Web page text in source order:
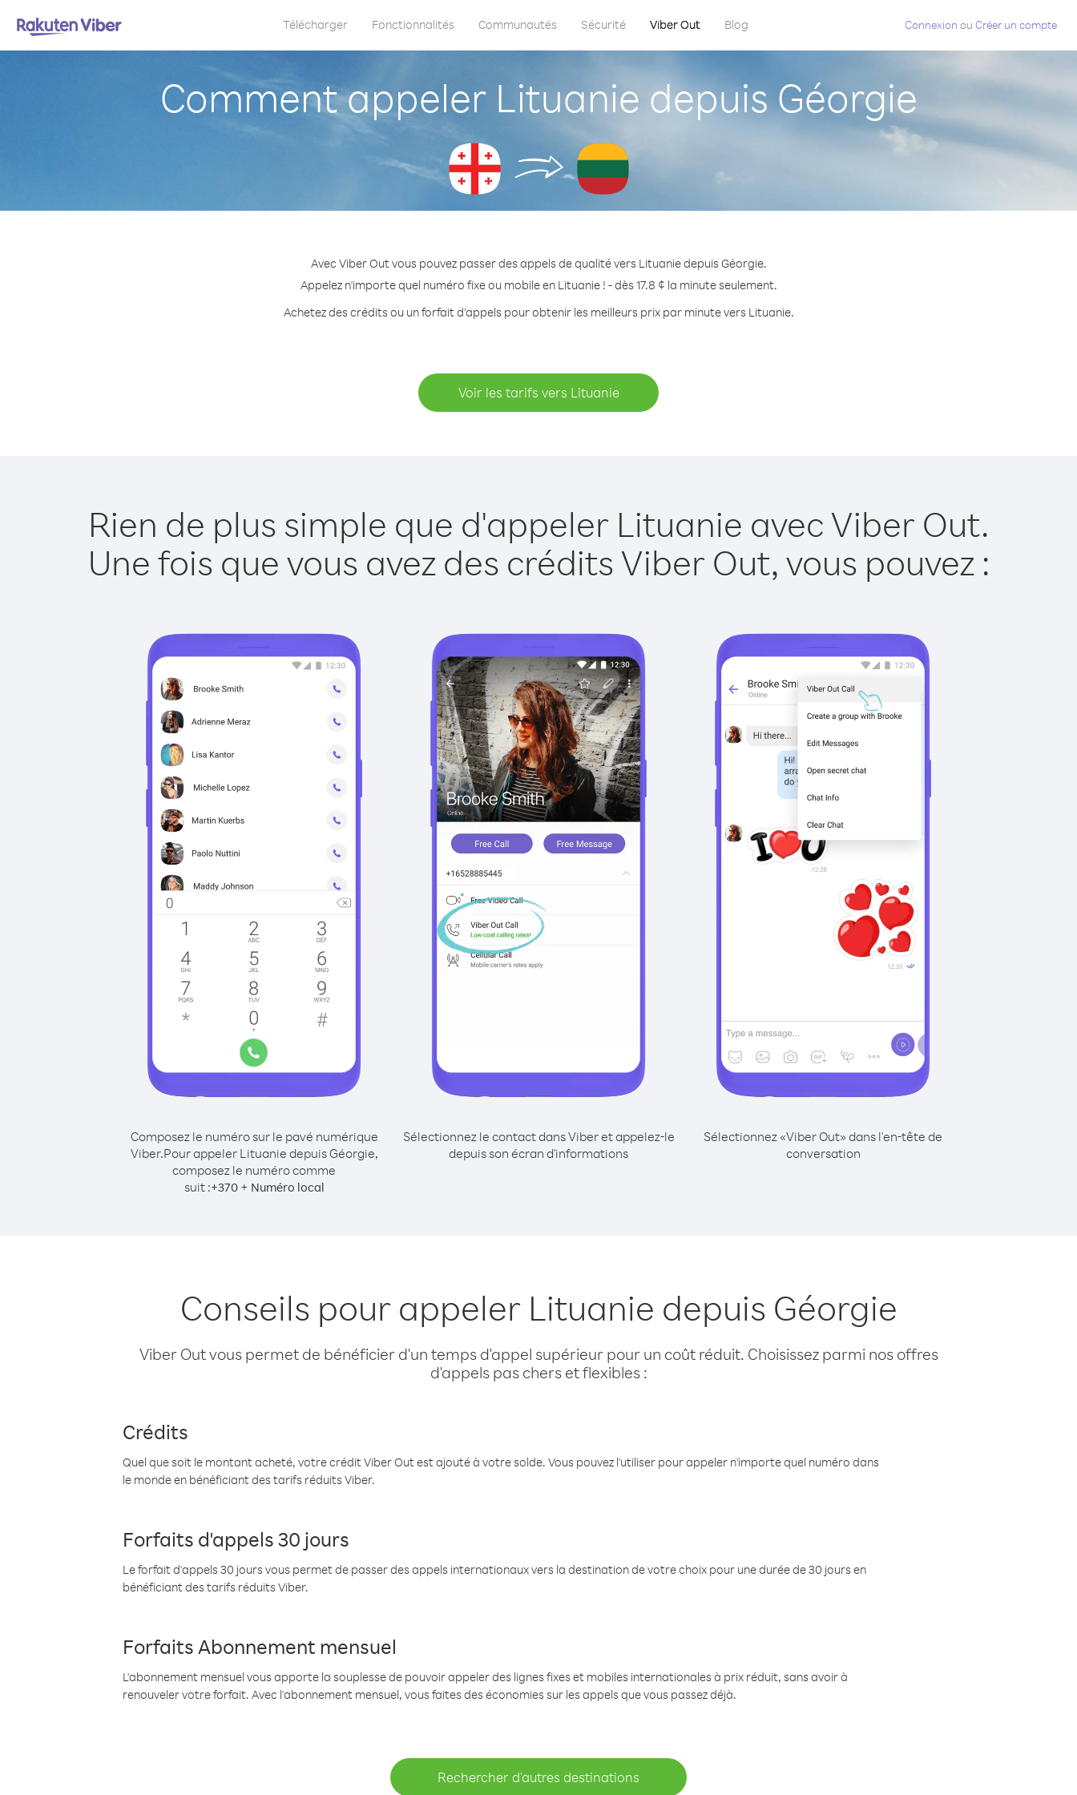
Télécharger Fonctionnalités Communautés Sécurité Viber Out Blog Connexion ou Créer un compte
Comment appeler Lituanie depuis Géorgie
Avec Viber Out vous pouvez passer des appels de qualité vers Lituanie depuis Géorgie.
Appelez n'importe quel numéro fixe ou mobile en Lituanie ! - dès 17.8 ¢ la minute seulement.
Achetez des crédits ou un forfait d’appels pour obtenir les meilleurs prix par minute vers Lituanie.
Voir les tarifs vers Lituanie
Rien de plus simple que d'appeler Lituanie avec Viber Out.
Une fois que vous avez des crédits Viber Out, vous pouvez :
Composez le numéro sur le pavé numérique
Viber.Pour appeler Lituanie depuis Géorgie,
composez le numéro comme
suit :+370+ Numéro local
Sélectionnez le contact dans Viber et appelez-le
depuis son écran d'informations
Sélectionnez «Viber Out» dans l'en-tête de
conversation
Conseils pour appeler Lituanie depuis Géorgie
Viber Out vous permet de bénéficier d'un temps d'appel supérieur pour un coût réduit. Choisissez parmi nos offres
d'appels pas chers et flexibles :
Crédits
Quel que soit le montant acheté, votre crédit Viber Out est ajouté à votre solde. Vous pouvez l'utiliser pour appeler n'importe quel numéro dans
le monde en bénéficiant des tarifs réduits Viber.
Forfaits d'appels 30 jours
Le forfait d'appels 30 jours vous permet de passer des appels internationaux vers la destination de votre choix pour une durée de 30 jours en
bénéficiant des tarifs réduits Viber.
Forfaits Abonnement mensuel
L'abonnement mensuel vous apporte la souplesse de pouvoir appeler des lignes fixes et mobiles internationales à prix réduit, sans avoir à
renouveler votre forfait. Avec l'abonnement mensuel, vous faites des économies sur les appels que vous passez déjà.
Rechercher d'autres destinations